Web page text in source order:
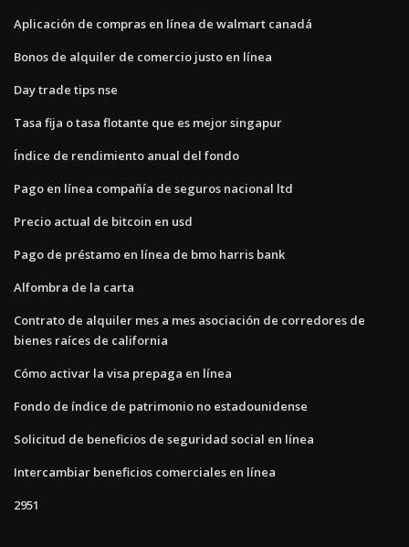
Aplicación de compras en línea de walmart canadá
Bonos de alquiler de comercio justo en línea
Day trade tips nse
Tasa fija o tasa flotante que es mejor singapur
Índice de rendimiento anual del fondo
Pago en línea compañía de seguros nacional ltd
Precio actual de bitcoin en usd
Pago de préstamo en línea de bmo harris bank
Alfombra de la carta
Contrato de alquiler mes a mes asociación de corredores de
bienes raíces de california
Cómo activar la visa prepaga en línea
Fondo de índice de patrimonio no estadounidense
Solicitud de beneficios de seguridad social en línea
Intercambiar beneficios comerciales en línea
2951